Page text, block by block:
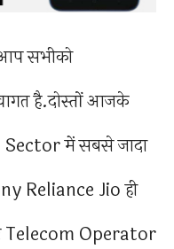
सभीको
है.दोस्तों आजके
Sector में सबसे जादा
Reliance Jio ही
Telecom Operator